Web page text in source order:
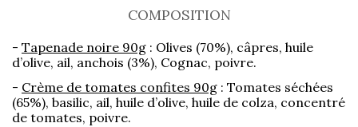
COMPOSITION
- Tapenade noire 90g : Olives (70%), câpres, huile
d’olive, ail, anchois (3%), Cognac, poivre.
- Crème de tomates confites 90g : Tomates séchées
(65%), basilic, ail, huile d’olive, huile de colza, concentré
de tomates, poivre.